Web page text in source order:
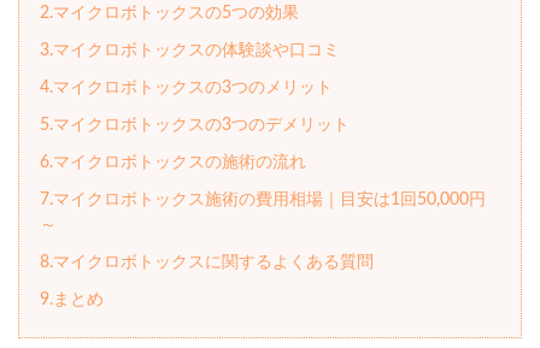
2.マイクロボトックスの5つの効果
3.マイクロボトックスの体験談や口コミ
4.マイクロボトックスの3つのメリット
5.マイクロボトックスの3つのデメリット
6.マイクロボトックスの施術の流れ
7.マイクロボトックス施術の費用相場｜目安は1回50,000円
～
8.マイクロボトックスに関するよくある質問
9.まとめ